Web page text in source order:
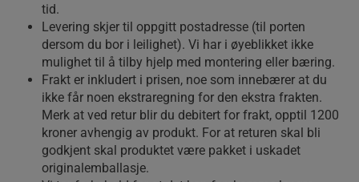
tid.
Levering skjer til oppgitt postadresse (til porten
dersom du bor i leilighet). Vi har i øyeblikket ikke
mulighet til å tilby hjelp med montering eller bæring.
Frakt er inkludert i prisen, noe som innebærer at du
ikke får noen ekstraregning for den ekstra frakten.
Merk at ved retur blir du debitert for frakt, opptil 1200
kroner avhengig av produkt. For at returen skal bli
godkjent skal produktet være pakket i uskadet
originalemballasje.